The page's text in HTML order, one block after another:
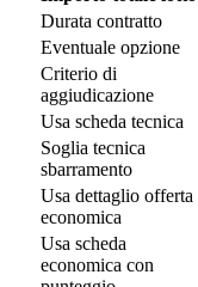
Durata contratto
Eventuale opzione
Criterio di
aggiudicazione
Usa scheda tecnica
Soglia tecnica
sbarramento
Usa dettaglio offerta
economica
Usa scheda
economica con